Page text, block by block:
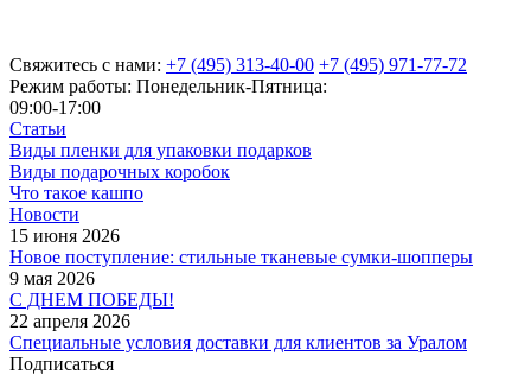
Свяжитесь с нами: +7 (495) 313-40-00 +7 (495) 971-77-72
Режим работы: Понедельник-Пятница:
09:00-17:00
Статьи
Виды пленки для упаковки подарков
Виды подарочных коробок
Что такое кашпо
Новости
15 июня 2026
Новое поступление: стильные тканевые сумки-шопперы
9 мая 2026
С ДНЕМ ПОБЕДЫ!
22 апреля 2026
Специальные условия доставки для клиентов за Уралом
Подписаться